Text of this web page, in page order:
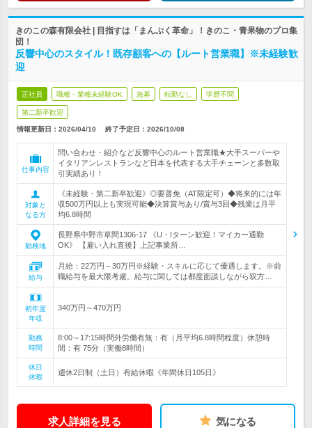
きのこの森有限会社 | 目指すは「まんぷく革命」！きのこ・青果物のプロ集
団！
反響中心のスタイル！既存顧客への【ルート営業職】※未経験歓
迎
正社員 職種・業種未経験OK 急募 転勤なし 学歴不問
第二新卒歓迎
情報更新日：2026/04/10 終了予定日： 2026/10/08
仕事内容
問い合わせ・紹介など反響中心のルート営業職★大手スーパーや
イタリアンレストランなど日本を代表する大手チェーンと多数取
引実績あり！
対象と
なる方
《未経験・第二新卒歓迎》◎要普免（AT限定可）◆将来的には年
収500万円以上も実現可能◆決算賞与あり/賞与3回◆残業は月平
均6.8時間
勤務地
長野県中野市草間1306-17 《U・Iターン歓迎！マイカー通勤
OK》 【雇い入れ直後】上記事業所…
給与
月給：22万円～30万円※経験・スキルに応じて優遇します。※前
職給与を最大限考慮。給与に関しては都度面談しながら双方…
初年度
年収
340万円～470万円
勤務
時間
8:00～17:15時間外労働有無：有（月平均6.8時間程度）休憩時
間：有 75分（実働8時間）
休日
休暇
週休2日制（土日）有給休暇《年間休日105日》
求人詳細を見る 気になる